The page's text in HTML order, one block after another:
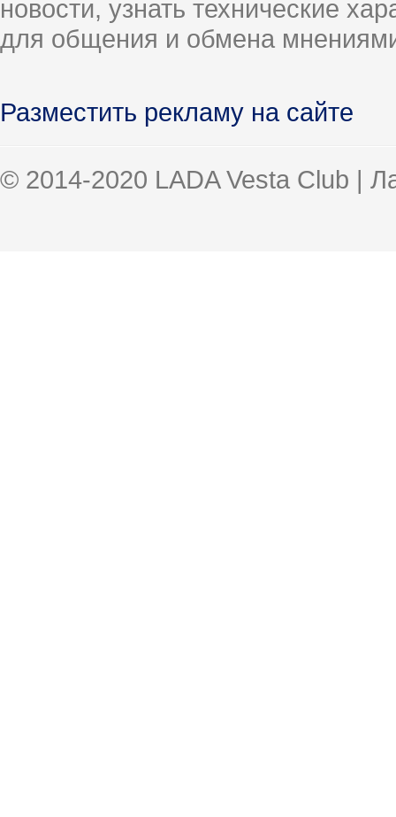
новости, узнать технические
для общения и обмена
Разместить рекламу на сайте
© 2014-2020 LADA Vesta Club |